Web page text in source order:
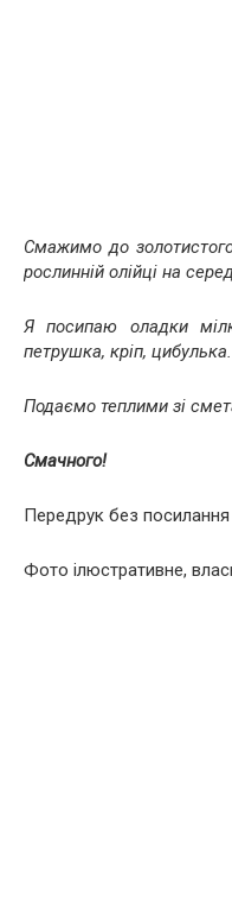
Смажимо до золотистого
рослинній олійці на
Я посипаю оладки
петрушка, кріп, цибулька.
Подаємо теплими зі
Смачного!
Передрук без
Фото ілюстративне,